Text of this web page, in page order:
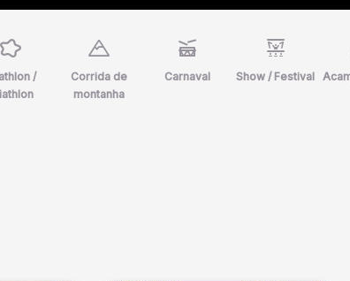
/
Corrida de
montanha
Carnaval Show / Festival